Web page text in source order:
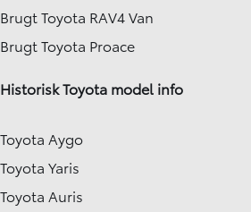
Brugt Toyota RAV4 Van
Brugt Toyota Proace
Historisk Toyota model info
Toyota Aygo
Toyota Yaris
Toyota Auris